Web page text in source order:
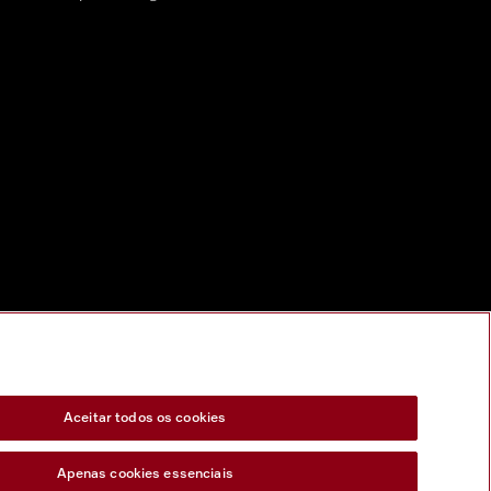
Aceitar todos os cookies
Apenas cookies essenciais